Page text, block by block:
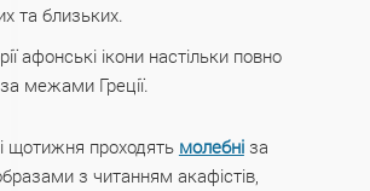
та близьких.
афонські ікони настільки повно
межами Греції.
щотижня проходять молебніза
з читанням акафістів,